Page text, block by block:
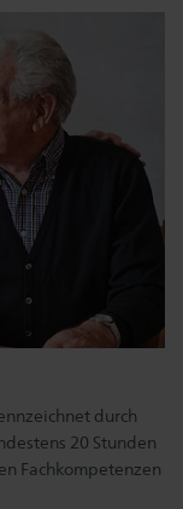
durch
20 Stunden
Fachkompetenzen